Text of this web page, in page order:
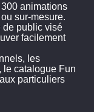
animations
sur-mesure.
de public visé
facilement
les
le catalogue Fun
particuliers